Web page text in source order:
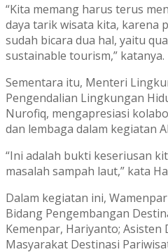
“Kita memang harus terus
daya tarik wisata kita, karena
sudah bicara dua hal, yaitu
sustainable tourism,” katanya.
Sementara itu, Menteri
Pengendalian Lingkungan
Nurofiq, mengapresiasi
dan lembaga dalam kegiatan
“Ini adalah bukti keseriusan
masalah sampah laut,” kata
Dalam kegiatan ini,
Bidang Pengembangan
Kemenpar, Hariyanto; Asisten
Masyarakat Destinasi